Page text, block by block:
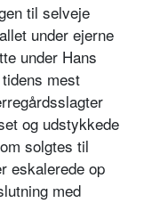
til selveje
under ejerne
under Hans
mest
og udstykkede
solgtes til
eskalerede op
med